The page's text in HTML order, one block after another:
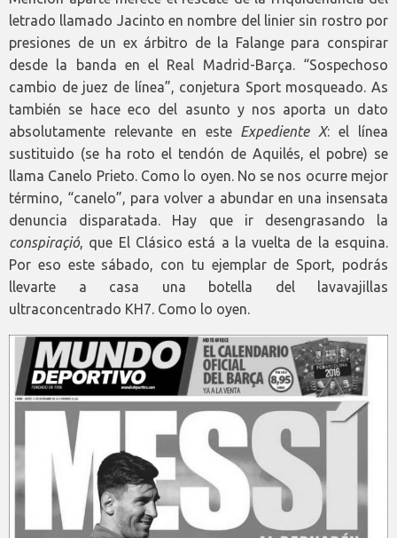
letrado llamado Jacinto en nombre del linier sin rostro por
presiones de un ex árbitro de la Falange para conspirar
desde la banda en el Real Madrid-Barça. “Sospechoso
cambio de juez de línea”, conjetura Sport mosqueado. As
también se hace eco del asunto y nos aporta un dato
absolutamente relevante en este Expediente X: el línea
sustituido (se ha roto el tendón de Aquilés, el pobre) se
llama Canelo Prieto. Como lo oyen. No se nos ocurre mejor
término, “canelo”, para volver a abundar en una insensata
denuncia disparatada. Hay que ir desengrasando la
conspiraçió, que El Clásico está a la vuelta de la esquina.
Por eso este sábado, con tu ejemplar de Sport, podrás
llevarte a casa una botella del lavavajillas
ultraconcentrado KH7. Como lo oyen.